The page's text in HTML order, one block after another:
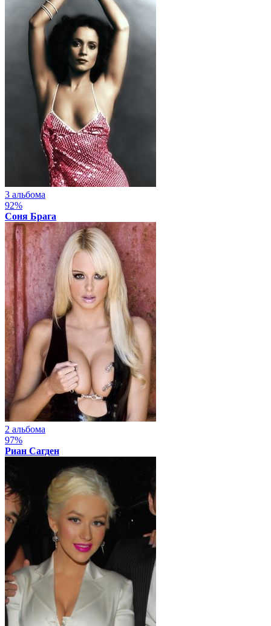
3 альбома
92%
Соня Брага
2 альбома
97%
Риан Сагден